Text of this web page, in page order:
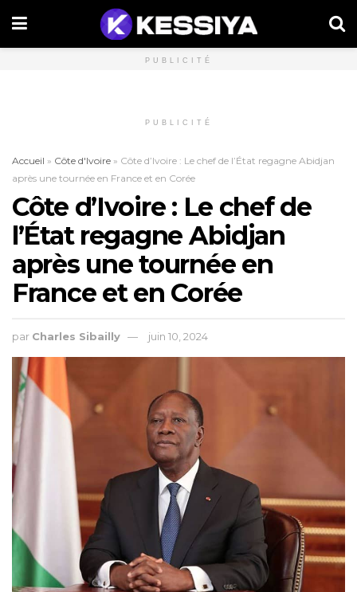
PUBLICITÉ
PUBLICITÉ
Accueil » Côte d'Ivoire » Côte d’Ivoire : Le chef de l’État regagne Abidjan
après une tournée en France et en Corée
Côte d’Ivoire : Le chef de
l’État regagne Abidjan
après une tournée en
France et en Corée
par Charles Sibailly juin 10, 2024